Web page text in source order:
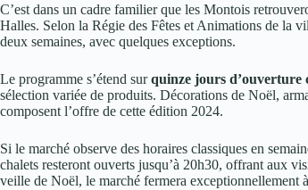
C’est dans un cadre familier que les Montois
Halles. Selon la Régie des Fêtes et Animations de la
deux semaines, avec quelques exceptions.
Le programme s’étend surquinze jours d’ouverture
sélection variée de produits. Décorations de Noël,
composent l’offre de cette édition 2024.
Si le marché observe des horaires classiques en
chalets resteront ouverts jusqu’à 20h30, offrant aux
veille de Noël, le marché fermera exceptionnellement